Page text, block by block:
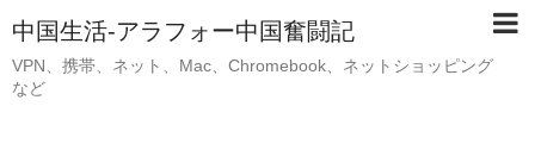
中国生活-アラフォー中国奮闘記
VPN、携帯、ネット、Mac、Chromebook、ネットショッピング
など